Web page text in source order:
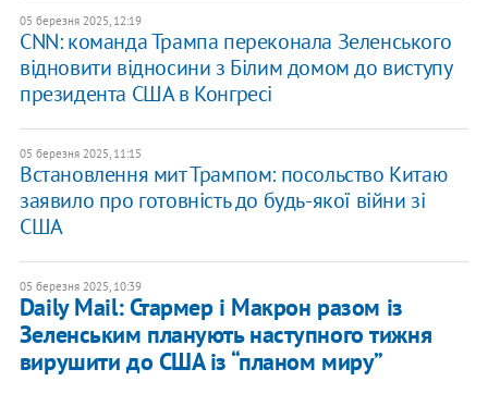
05 березня 2025, 12:19
CNN: команда Трампа переконала Зеленського
відновити відносини з Білим домом до виступу
президента США в Конгресі
05 березня 2025, 11:15
Встановлення мит Трампом: посольство Китаю
заявило про готовність до будь-якої війни зі
США
05 березня 2025, 10:39
Daily Mail: Стармер і Макрон разом із
Зеленським планують наступного тижня
вирушити до США із “планом миру”